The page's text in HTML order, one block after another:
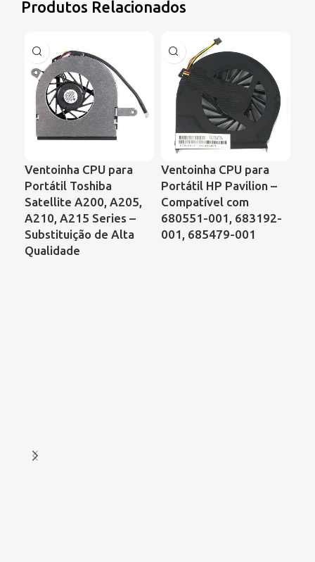
Produtos Relacionados
Ventoinha CPU para
Portátil Toshiba
Satellite A200, A205,
A210, A215 Series –
Substituição de Alta
Qualidade
Ventoinha CPU para
Portátil HP Pavilion –
Compatível com
680551-001, 683192-
001, 685479-001